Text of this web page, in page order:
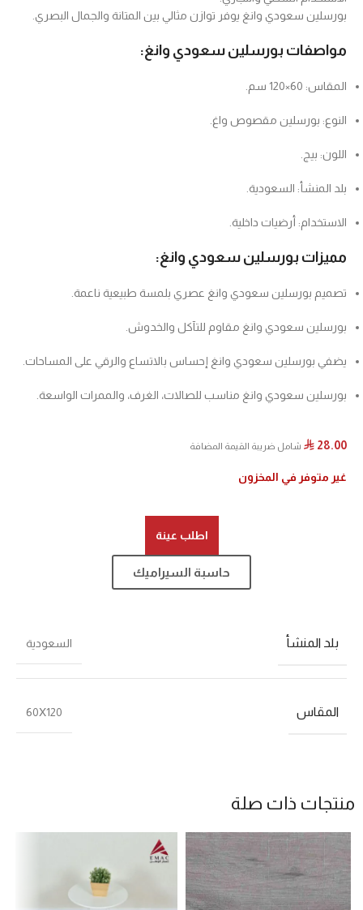
بورسلين سعودي وانغ يوفر توازن مثالي بين المتانة والجمال البصري.
مواصفات بورسلين سعودي وانغ:
المقاس: 60×120 سم.
النوع: بورسلين مقصوص واغ.
اللون: بيج.
بلد المنشأ: السعودية.
الاستخدام: أرضيات داخلية.
مميزات بورسلين سعودي وانغ:
تصميم بورسلين سعودي وانغ عصري بلمسة طبيعية ناعمة.
بورسلين سعودي وانغ مقاوم للتآكل والخدوش.
يضفي بورسلين سعودي وانغ إحساس بالاتساع والرقي على المساحات.
بورسلين سعودي وانغ مناسب للصالات، الغرف، والممرات الواسعة.
⃁ 28.00 شامل ضريبة القيمة المضافة
غير متوفر في المخزون
اطلب عينة
حاسبة السيراميك
بلد المنشأ السعودية
المقاس 60X120
منتجات ذات صلة